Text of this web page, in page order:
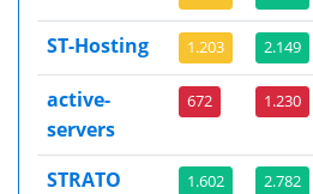
ST-Hosting 1.203 2.149
active-
servers
672 1.230
STRATO
1.602 2.782